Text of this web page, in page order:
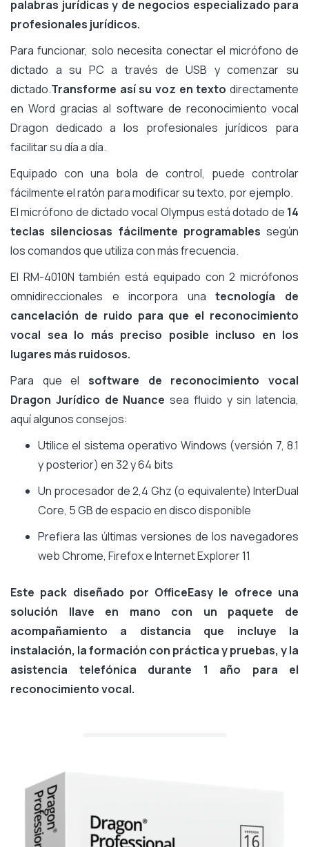
palabras jurídicas y de negocios especializado para
profesionales jurídicos.
Para funcionar, solo necesita conectar el micrófono de
dictado a su PC a través de USB y comenzar su
dictado.Transforme así su voz en texto directamente
en Word gracias al software de reconocimiento vocal
Dragon dedicado a los profesionales jurídicos para
facilitar su día a día.
Equipado con una bola de control, puede controlar
fácilmente el ratón para modificar su texto, por ejemplo.
El micrófono de dictado vocal Olympus está dotado de 14
teclas silenciosas fácilmente programables según
los comandos que utiliza con más frecuencia.
El RM-4010N también está equipado con 2 micrófonos
omnidireccionales e incorpora unatecnología de
cancelación de ruido para que el reconocimiento
vocal sea lo más preciso posible incluso en los
lugares más ruidosos.
Para que el software de reconocimiento vocal
Dragon Jurídico de Nuance sea fluido y sin latencia,
aquí algunos consejos:
Utilice el sistema operativo Windows (versión 7, 8.1
y posterior) en 32 y 64 bits
Un procesador de 2,4 Ghz (o equivalente) InterDual
Core, 5 GB de espacio en disco disponible
Prefiera las últimas versiones de los navegadores
web Chrome, Firefox e Internet Explorer 11
Este pack diseñado por OfficeEasy le ofrece una
solución llave en mano con un paquete de
acompañamiento a distancia que incluye la
instalación, la formación con práctica y pruebas, y la
asistencia telefónica durante 1 año para el
reconocimiento vocal.